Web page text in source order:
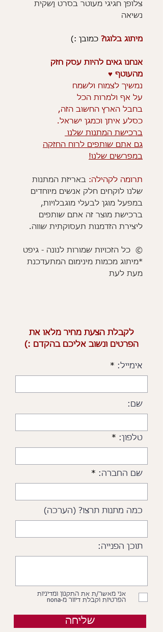
צלופן חגיגי מעוטר בסרט ושקית
נשיאה
מיתוג בלוגו? כמובן :)
אנחנו גאים להיות עסק חזק
מהעוטף ♥️
נמשיך לצמוח ולשמח
על אף ולמרות הכל
בחבל הארץ החשוב הזה,
כסלע איתן וכמגן ישראל.
ברכישת המתנות שלנו
גם אתם שותפים לרוח החזקה
במפרשים שלנו!
תרומה לקהילה: באריזת המתנות
שלנו לוקחים חלק אנשים מיוחדים
במפעל מוגן לבעלי מוגבלויות,
ברכישת מוצר זה אתם שותפים
ליצירת הזדמנות תעסוקתית שווה.
© כל הזכויות שמורות לנונה - גיפט
*מיתוג מכמות מינימום המתעדכנת
מעת לעת
לקבלת הצעת מחיר מלאו את
הפרטים ונשוב אליכם בהקדם :)
אימייל:
שם:
טלפון:
שם החברה:
כמה מתנות תרצו? (הערכה)
תוכן הפנייה:
אני מאשר/ת את התקנון ומדיניות
הפרטיות וקבלת דיוור מ-nona
שליחה